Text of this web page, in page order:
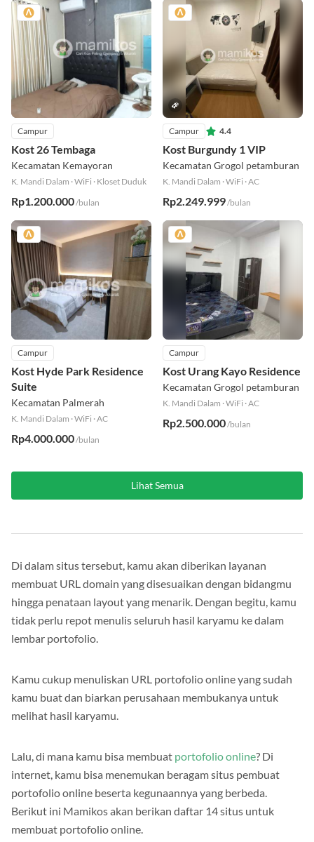
Campur
Kost 26 Tembaga
Kecamatan Kemayoran
K. Mandi Dalam ·WiFi · Kloset Duduk
Rp1.200.000/bulan
Campur 4.4
Kost Burgundy 1 VIP
Kecamatan Grogol petamburan
K. Mandi Dalam ·WiFi ·AC
Rp2.249.999/bulan
Campur
Kost Hyde Park Residence
Suite
Kecamatan Palmerah
K. Mandi Dalam ·WiFi ·AC
Rp4.000.000/bulan
Campur
Kost Urang Kayo Residence
Kecamatan Grogol petamburan
K. Mandi Dalam ·WiFi ·AC
Rp2.500.000/bulan
Lihat Semua
Di dalam situs tersebut, kamu akan diberikan layanan
membuat URL domain yang disesuaikan dengan bidangmu
hingga penataan layout yang menarik. Dengan begitu, kamu
tidak perlu repot menulis seluruh hasil karyamu ke dalam
lembar portofolio.
Kamu cukup menuliskan URL portofolio online yang sudah
kamu buat dan biarkan perusahaan membukanya untuk
melihat hasil karyamu.
Lalu, di mana kamu bisa membuat portofolio online? Di
internet, kamu bisa menemukan beragam situs pembuat
portofolio online beserta kegunaannya yang berbeda.
Berikut ini Mamikos akan berikan daftar 14 situs untuk
membuat portofolio online.